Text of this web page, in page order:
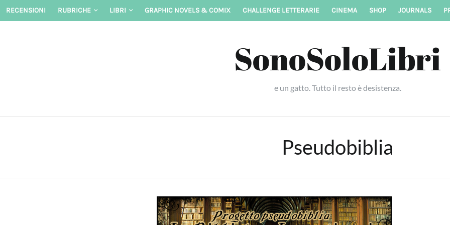
Skip
RECENSIONI RUBRICHE LIBRI GRAPHIC NOVELS & COMIX CHALLENGE LETTERARIE CINEMA SHOP JOURNALS
SonoSoloLibri
e un gatto. Tutto il resto è desistenza.
Pseudobiblia